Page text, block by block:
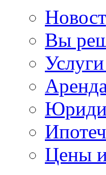
Вы
Цены